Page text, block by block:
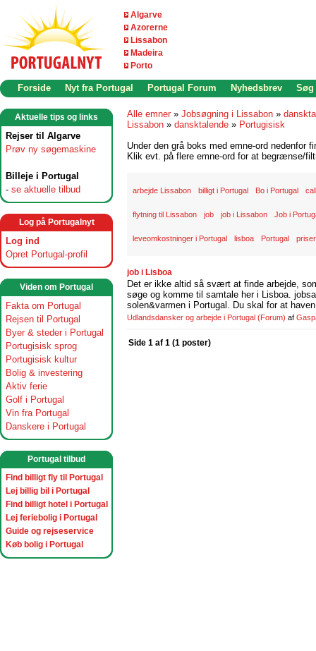
Algarve
Azorerne
Lissabon
Madeira
Porto
Forside Nyt fra Portugal Portugal Forum Nyhedsbrev Søg
Aktuelle tips og links
Rejser til Algarve
Prøv ny søgemaskine
Billeje i Portugal
- se aktuelle tilbud
Log på Portugalnyt
Log ind
Opret Portugal-profil
Viden om Portugal
Fakta om Portugal
Rejsen til Portugal
Byer & steder i Portugal
Portugisisk sprog
Portugisisk kultur
Bolig & investering
Aktiv ferie
Golf i Portugal
Vin fra Portugal
Danskere i Portugal
Portugal tilbud
Find billigt fly til Portugal
Lej billig bil i Portugal
Find billigt hotel i Portugal
Lej feriebolig i Portugal
Guide og rejseservice
Køb bolig i Portugal
Alle emner » Jobsøgning i Lissabon »
Lissabon » dansktalende » Portugisisk
Under den grå boks med emne-ord nedenfor
Klik evt. på flere emne-ord for at begrænse/
arbejde Lissabon billigt i Portugal Bo i Portugal
flytning til Lissabon job job i Lissabon Job i
leveomkostninger i Portugal lisboa Portugal
job i Lisboa
Det er ikke altid så svært at finde arbejde,
søge og komme til samtale her i Lisboa.
solen&varmen i Portugal. Du skal for at
Udlandsdansker og arbejde i Portugal (Forum) af
Side 1 af 1 (1 poster)